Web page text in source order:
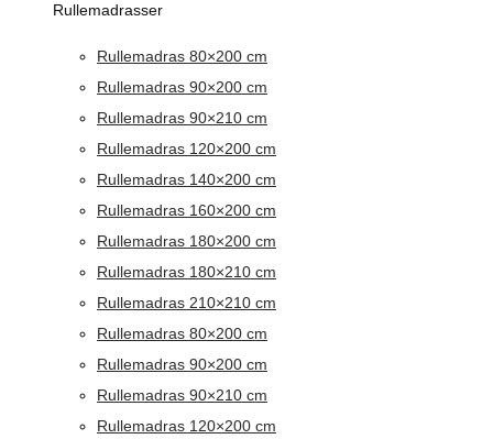
Rullemadrasser
Rullemadras 80×200 cm
Rullemadras 90×200 cm
Rullemadras 90×210 cm
Rullemadras 120×200 cm
Rullemadras 140×200 cm
Rullemadras 160×200 cm
Rullemadras 180×200 cm
Rullemadras 180×210 cm
Rullemadras 210×210 cm
Rullemadras 80×200 cm
Rullemadras 90×200 cm
Rullemadras 90×210 cm
Rullemadras 120×200 cm